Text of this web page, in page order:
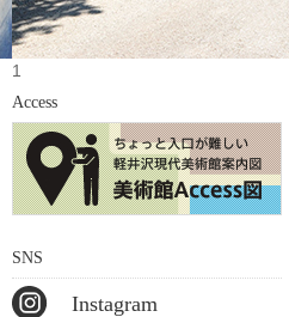
1
2
3
4
5
6
PrevNext
Access
SNS
Instagram